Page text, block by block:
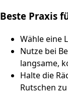
Beste Praxis
Wähle eine
Nutze bei
langsame,
Halte die
Rutschen